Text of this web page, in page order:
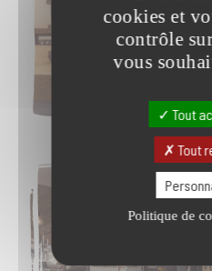
cookies et
contrôle
vous
Tout
Tout
Politique de